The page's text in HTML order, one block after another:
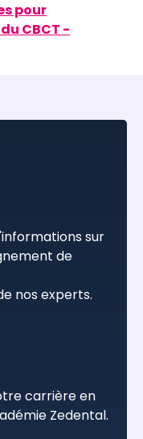
pour
CBCT -
sur
de
nos experts.
carrière en
Zedental.